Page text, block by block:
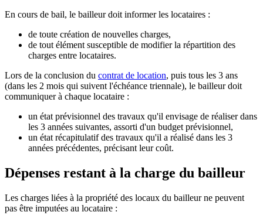
En cours de bail, le bailleur doit informer les locataires :
de toute création de nouvelles charges,
de tout élément susceptible de modifier la répartition des
charges entre locataires.
Lors de la conclusion du contrat de location, puis tous les 3 ans
(dans les 2 mois qui suivent l'échéance triennale), le bailleur doit
communiquer à chaque locataire :
un état prévisionnel des travaux qu'il envisage de réaliser dans
les 3 années suivantes, assorti d'un budget prévisionnel,
un état récapitulatif des travaux qu'il a réalisé dans les 3
années précédentes, précisant leur coût.
Dépenses restant à la charge du bailleur
Les charges liées à la propriété des locaux du bailleur ne peuvent
pas être imputées au locataire :